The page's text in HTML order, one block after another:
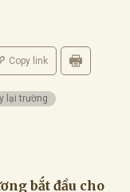
Copy link
lại trường
bắt đầu cho